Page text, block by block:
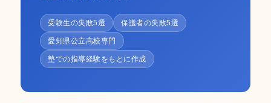
受験生の失敗5選 保護者の失敗5選
愛知県公立高校専門
塾での指導経験をもとに作成